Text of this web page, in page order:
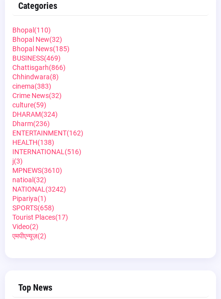
Categories
Bhopal (110)
Bhopal New(32)
Bhopal News(185)
BUSINESS(469)
Chattisgarh(866)
Chhindwara(8)
cinema(383)
Crime News(32)
culture(59)
DHARAM(324)
Dharm(236)
ENTERTAINMENT(162)
HEALTH(138)
INTERNATIONAL (516)
j(3)
MPNEWS(3610)
natioal (32)
NATIONAL (3242)
Pipariya(1)
SPORTS(658)
Tourist Places(17)
Video(2)
एमपीएन्यूज़(2)
Top News